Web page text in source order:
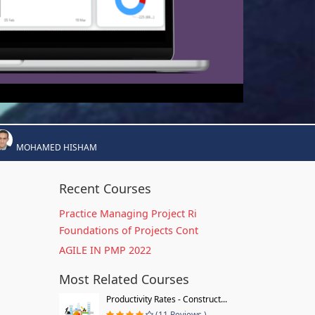
MOHAMED HISHAM
Recent Courses
Practice Managing Project Ri
Foundations of Projects Cont
AGILE IN PMP 2022
Most Related Courses
Productivity Rates - Construct...